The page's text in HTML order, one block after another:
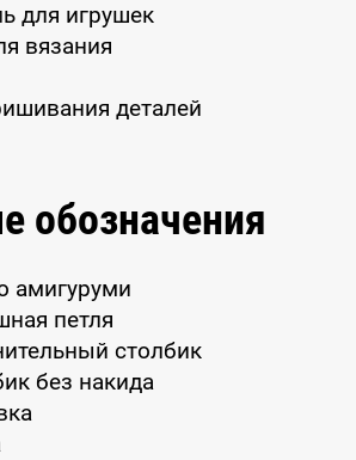
для игрушек
вязания
деталей
обозначения
амигуруми
петля
столбик
без накида